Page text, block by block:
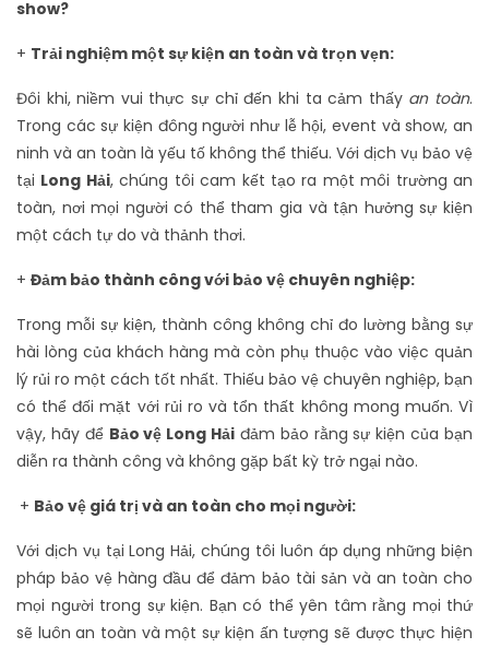
show?
+ Trải nghiệm một sự kiện an toàn và trọn vẹn:
Đôi khi, niềm vui thực sự chỉ đến khi ta cảm thấy an toàn.
Trong các sự kiện đông người như lễ hội, event và show, an
ninh và an toàn là yếu tố không thể thiếu. Với dịch vụ bảo vệ
tại Long Hải, chúng tôi cam kết tạo ra một môi trường an
toàn, nơi mọi người có thể tham gia và tận hưởng sự kiện
một cách tự do và thảnh thơi.
+ Đảm bảo thành công với bảo vệ chuyên nghiệp:
Trong mỗi sự kiện, thành công không chỉ đo lường bằng sự
hài lòng của khách hàng mà còn phụ thuộc vào việc quản
lý rủi ro một cách tốt nhất. Thiếu bảo vệ chuyên nghiệp, bạn
có thể đối mặt với rủi ro và tổn thất không mong muốn. Vì
vậy, hãy để Bảo vệ Long Hải đảm bảo rằng sự kiện của bạn
diễn ra thành công và không gặp bất kỳ trở ngại nào.
+ Bảo vệ giá trị và an toàn cho mọi người:
Với dịch vụ tại Long Hải, chúng tôi luôn áp dụng những biện
pháp bảo vệ hàng đầu để đảm bảo tài sản và an toàn cho
mọi người trong sự kiện. Bạn có thể yên tâm rằng mọi thứ
sẽ luôn an toàn và một sự kiện ấn tượng sẽ được thực hiện